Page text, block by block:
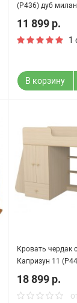
(Р436) дуб
11 899 р.
1
В корзину
Кровать чердак
Капризун 11
18 899 р.